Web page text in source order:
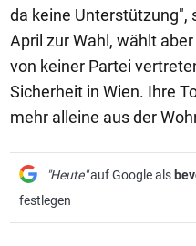
da keine Unterstützung",
April zur Wahl, wählt
von keiner Partei
Sicherheit in Wien. Ihre
mehr alleine aus der
"Heute"auf Google als
festlegen